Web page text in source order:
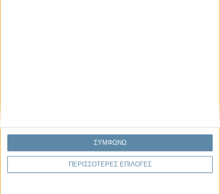
ΠΕΡΙΣΣΟΤΕΡΕΣ ΕΠΙΛΟΓΕΣ
ΣΥΜΦΩΝΩ
Να αφήνεις τους ανθρώπους να είναι (letting